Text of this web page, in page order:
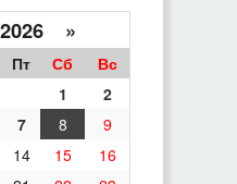
»
Пт Сб
Вс
1
2
7 8
9
14 15
16